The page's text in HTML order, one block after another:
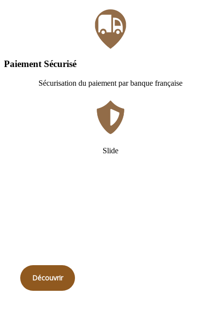
Paiement Sécurisé
Sécurisation du paiement par banque française
Slide
Découvrir